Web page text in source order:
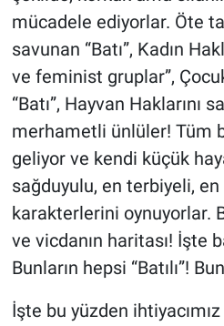
mücadele ediyorlar. Öte
savunan “Batı”, Kadın
ve feminist gruplar”,
“Batı”, Hayvan Haklarını
merhametli ünlüler! Tüm
geliyor ve kendi küçük
sağduyulu, en terbiyeli, en
karakterlerini oynuyorlar.
ve vicdanın haritası! İşte
Bunların hepsi “Batılı”!
İşte bu yüzden